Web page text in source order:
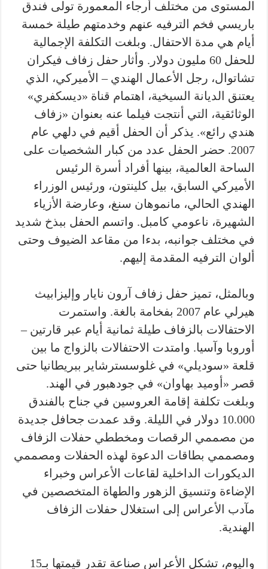
المستوى من مختلف أرجاء المعمورة تولى فندق
باريسي فخم الترفيه عنهم وخدمتهم طيلة خمسة
أيام هي مدة الاحتفال. وبلغت التكلفة الإجمالية
للحفل 60 مليون دولار. وأثار حفل زفاف فيكران
تشاتوال، رجل الأعمال الهندي – الأميركي، الذي
يعتنق الديانة السيخية، اهتمام قناة «ديسكفري»
الوثائقية، التي أنتجت فيلما عنه بعنوان «زفاف
هندي رائع». يذكر أن الحفل أقيم في دلهي عام
2007. حضر الحفل عدد من كبار الشخصيات على
الساحة العالمية، بينها أفراد أسرة الرئيس
الأميركي السابق، بيل كلينتون، ورئيس الوزراء
الهندي الحالي، مانموهان سنغ، وعارضة الأزياء
الشهيرة، ناعومي كامبل. واتسم الحفل ببذخ شديد
في مختلف جوانبه، بدءا من مقاعد الضيوف وحتى
ألوان الترفيه المقدمة إليهم.
وبالمثل، تميز حفل زفاف آرون نايار وإليزابيث
هيرلي عام 2007 بفخامة بالغة. واستمرت
الاحتفالات بالزفاف طيلة ثمانية أيام عبر قارتين –
أوروبا وآسيا. وامتدت الاحتفالات بالزواج ما بين
قلعة «سوديلي» في غلوسسترشاير ببريطانيا حتى
قصر «أوميد بهاوان» في جودهبور في الهند.
وبلغت تكلفة إقامة العروسين في جناح بالفندق
10.000 دولار في الليلة. وقد عمدت جحافل جديدة
من مصممي الرقصات ومخططي حفلات الزفاف
ومصممي بطاقات الدعوة لهذه الحفلات ومصممي
الديكورات الداخلية لقاعات الأعراس وخبراء
الإضاءة وتنسيق الزهور والطهاة المتخصصين في
مآدب الأعراس إلى استغلال حفلات الزفاف
الهندية.
واليوم، تشكل الأعراس صناعة تقدر قيمتها بـ15